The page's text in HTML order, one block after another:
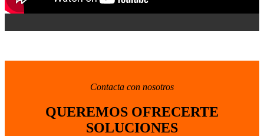
Contacta con nosotros
QUEREMOS OFRECERTE
SOLUCIONES